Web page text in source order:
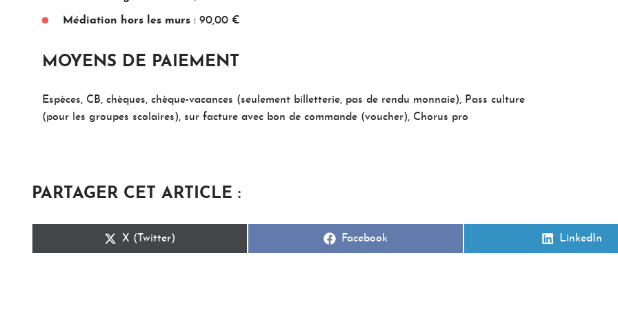
Médiation hors les murs : 90,00 €
MOYENS DE PAIEMENT
Espèces, CB, chèques, chèque-vacances (seulement billetterie, pas de rendu monnaie), Pass culture
(pour les groupes scolaires), sur facture avec bon de commande (voucher), Chorus pro
PARTAGER CET ARTICLE :
Share
X (Twitter)
Share
Facebook
Share
LinkedIn